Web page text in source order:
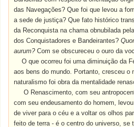
das Navegações? Que foi que levou a
a sede de justiça? Que fato histórico
da Reconquista na chama obnubilada
dos Conquistadores e Bandeirantes?
aurum?Com se obscureceu o ouro da
O que ocorreu foi uma diminuição da
aos bens do mundo. Portanto, cresceu o
naturalismo foi obra da mentalidade
O Renascimento, com seu
com seu endeusamento do homem,
de viver para o céu e a voltar os olhos
feito de terra - é o centro do universo, se